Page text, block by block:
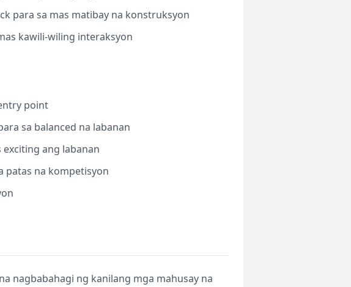
para sa mas matibay na konstruksyon
kawili-wiling interaksyon
point
sa balanced na labanan
ang labanan
patas na kompetisyon
nagbabahagi ng kanilang mga mahusay na